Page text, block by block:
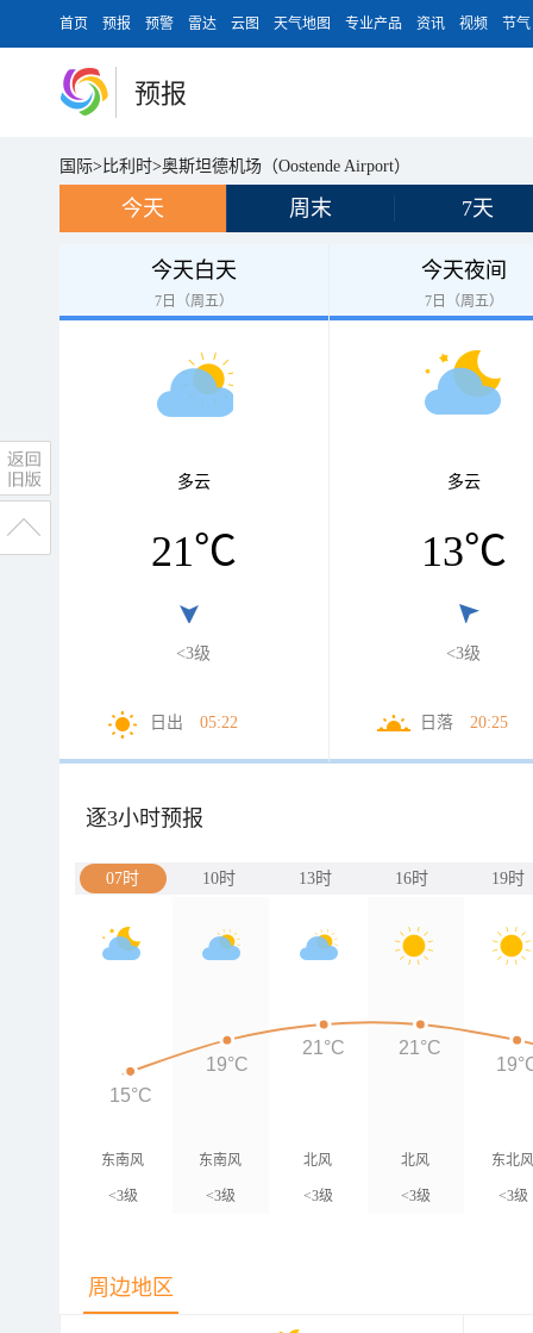
首页 预报 预警 雷达 云图 天气地图 专业产品 资讯 视频 节气
预报
国际> 比利时>奥斯坦德机场（Oostende Airport）
今天 周末 7天
今天白天
7日（周五）
多云
21℃
<3级
日出 05:22
今天夜间
7日（周五）
多云
13℃
<3级
日落 20:25
逐3小时预报
07时 10时 13时 16时 19时
东南风
<3级
东南风
<3级
北风
<3级
北风
<3级
东北
<3级
15°C
19°C
21°C 21°C
周边地区